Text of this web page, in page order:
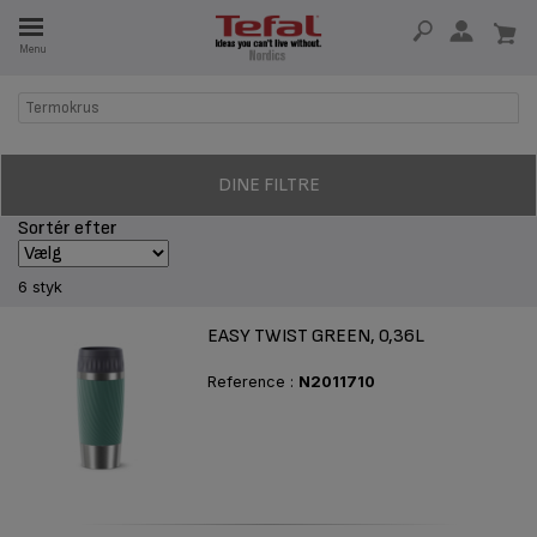
Menu
I 15 ÅR
Termokrus
DINE FILTRE
Sortér efter
6 styk
EASY TWIST GREEN, 0,36L
Reference : N2011710